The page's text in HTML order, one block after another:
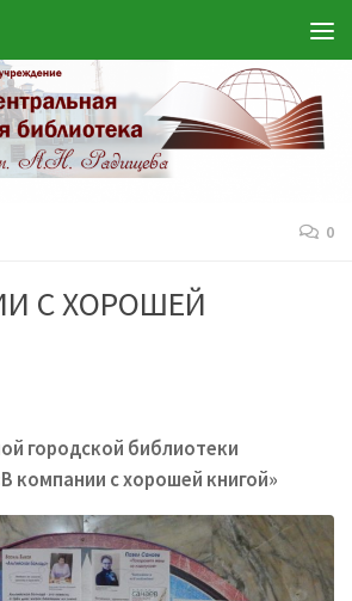
0
С ХОРОШЕЙ
городской библиотеки
компании с хорошей книгой»